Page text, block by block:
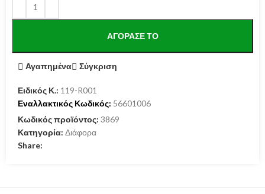
ΑΓΌΡΑΣΕ ΤΟ
Αγαπημένα Σύγκριση
Ειδικός Κ.: 119-R001
Εναλλακτικός Κωδικός: 56601006
Κωδικός προϊόντος: 3869
Κατηγορία: Διάφορα
Share: